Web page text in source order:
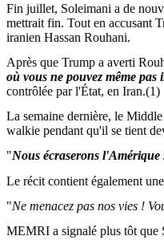
Fin juillet, Soleimani a de
mettrait fin. Tout en accusant
iranien Hassan Rouhani.
Après que Trump a averti
où vous ne pouvez même
contrôlée par l'État, en Iran.(1)
La semaine dernière, le
walkie pendant qu'il se tient
"Nous écraserons l'Amérique
Le récit contient également
"Ne menacez pas nos vies !
MEMRI a signalé plus tôt que